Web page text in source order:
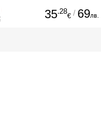
35.28
€ / 69лв.